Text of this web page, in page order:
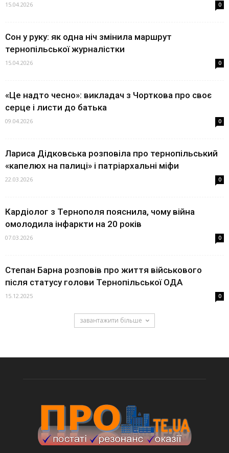
15.04.2026 0
Сон у руку: як одна ніч змінила маршрут
тернопільської журналістки
15.04.2026 0
«Це надто чесно»: викладач з Чорткова про своє
серце і листи до батька
09.04.2026 0
Лариса Дідковська розповіла про тернопільський
«капелюх на палиці» і патріархальні міфи
22.03.2026 0
Кардіолог з Тернополя пояснила, чому війна
омолодила інфаркти на 20 років
07.03.2026 0
Степан Барна розповів про життя військового
після статусу голови Тернопільської ОДА
15.12.2025 0
завантажити більше